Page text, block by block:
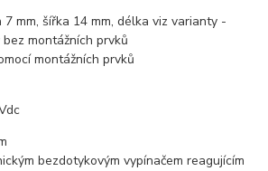
mm, šířka 14 mm, délka viz varianty -
montážních prvků
montážních prvků
bezdotykovým vypínačem reagujícím